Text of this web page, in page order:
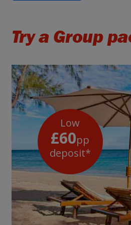
Try a Group
Low
£60pp
deposit*